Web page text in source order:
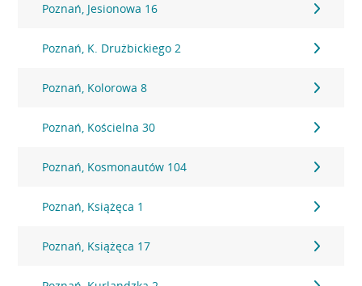
Poznań, Jesionowa 16
Poznań, K. Drużbickiego 2
Poznań, Kolorowa 8
Poznań, Kościelna 30
Poznań, Kosmonautów 104
Poznań, Książęca 1
Poznań, Książęca 17